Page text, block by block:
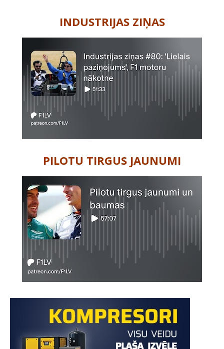
INDUSTRIJAS ZIŅAS
PILOTU TIRGUS JAUNUMI